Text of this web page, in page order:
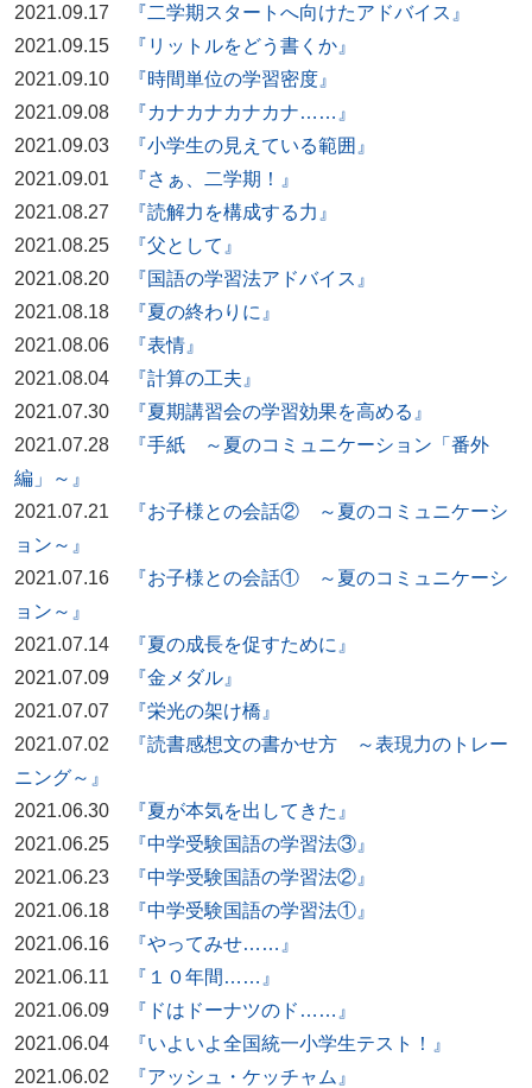
2021.09.17
『二学期スタートへ向けたアドバイス』
2021.09.15
『リットルをどう書くか』
2021.09.10
『時間単位の学習密度』
2021.09.08
『カナカナカナカナ……』
2021.09.03
『小学生の見えている範囲』
2021.09.01
『さぁ、二学期！』
2021.08.27
『読解力を構成する力』
2021.08.25
『父として』
2021.08.20
『国語の学習法アドバイス』
2021.08.18
『夏の終わりに』
2021.08.06
『表情』
2021.08.04
『計算の工夫』
2021.07.30
『夏期講習会の学習効果を高める』
2021.07.28
『手紙 ～夏のコミュニケーション「番外
編」～』
2021.07.21
『お子様との会話② ～夏のコミュニケーシ
ョン～』
2021.07.16
『お子様との会話① ～夏のコミュニケーシ
ョン～』
2021.07.14
『夏の成長を促すために』
2021.07.09
『金メダル』
2021.07.07
『栄光の架け橋』
2021.07.02
『読書感想文の書かせ方 ～表現力のトレー
ニング～』
2021.06.30
『夏が本気を出してきた』
2021.06.25
『中学受験国語の学習法③』
2021.06.23
『中学受験国語の学習法②』
2021.06.18
『中学受験国語の学習法①』
2021.06.16
『やってみせ……』
2021.06.11
『１０年間……』
2021.06.09
『ドはドーナツのド……』
2021.06.04
『いよいよ全国統一小学生テスト！』
2021.06.02
『アッシュ・ケッチャム』